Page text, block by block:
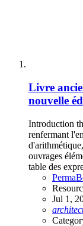
Livre
nouvelle
Introduction
renfermant
ouvrages
table des
Jul 1,